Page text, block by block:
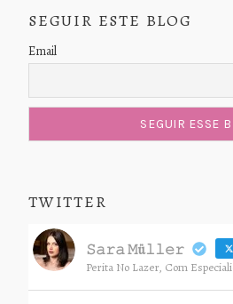
SEGUIR ESTE BLOG
Email
TWITTER
𝚂𝚊𝚛𝚊 𝙼ü𝚕𝚕𝚎𝚛
Perita No Lazer, Com